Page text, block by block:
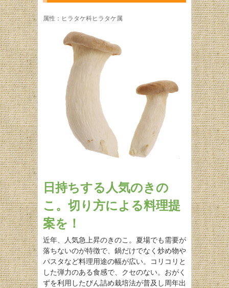
属性：ヒラタケ科ヒラタケ属
日持ちする人気のきの
こ。切り方による料理提
案を！
近年、人気急上昇のきのこ。夏場でも需要が
落ちないのが特徴で、鍋だけでなく炒め物や
パスタなど料理用途の幅が広い。コリコリと
した弾力のある食感で、クセのない。おがく
ずを利用したびん詰め栽培法が普及し周年出